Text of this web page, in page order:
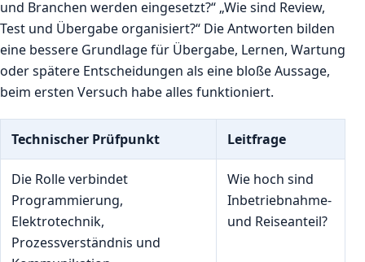
und Branchen werden eingesetzt?“ „Wie sind Review,
Test und Übergabe organisiert?“ Die Antworten bilden
eine bessere Grundlage für Übergabe, Lernen, Wartung
oder spätere Entscheidungen als eine bloße Aussage,
beim ersten Versuch habe alles funktioniert.
Technischer Prüfpunkt Leitfrage
Die Rolle verbindet
Programmierung,
Elektrotechnik,
Prozessverständnis und
Wie hoch sind
Inbetriebnahme-
und Reiseanteil?